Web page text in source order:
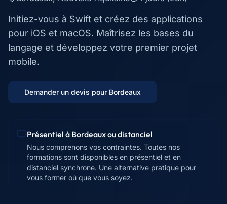
Initiez-vous à Swift et créez des applications
pour iOS et macOS. Maîtrisez les bases du
langage et développez votre premier projet
mobile.
Demander un devis pour Bordeaux
Présentiel à Bordeauxou distanciel
Nous comprenons vos contraintes. Toutes nos
formations sont disponibles en présentiel et en
distanciel synchrone. Une alternative pratique pour
vous former où que vous soyez.